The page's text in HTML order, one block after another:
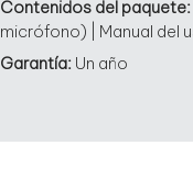
Contenidos del paquete:
micrófono) | Manual del
Garantía: Un año